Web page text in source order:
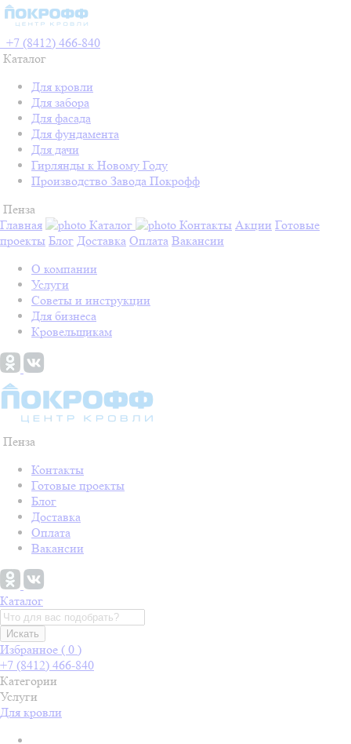
+7 (8412) 466-840
Каталог
Для кровли
Для забора
Для фасада
Для фундамента
Для дачи
Гирлянды к Новому Году
Производство Завода Покрофф
Пенза
Главная
Каталог Контакты Акции Готовые
проекты Блог Доставка Оплата Вакансии
О компании
Услуги
Советы и инструкции
Для бизнеса
Кровельщикам
Пенза
Контакты
Готовые проекты
Блог
Доставка
Оплата
Вакансии
Каталог
Искать
Избранное ( 0 )
+7 (8412) 466-840
Категории
Услуги
Для кровли